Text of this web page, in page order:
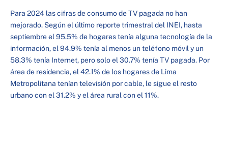
Para 2024 las cifras de consumo de TV pagada no han
mejorado. Según el último reporte trimestral del INEI, hasta
septiembre el 95.5% de hogares tenía alguna tecnología de la
información, el 94.9% tenía al menos un teléfono móvil y un
58.3% tenía Internet, pero solo el 30.7% tenía TV pagada. Por
área de residencia, el 42.1% de los hogares de Lima
Metropolitana tenían televisión por cable, le sigue el resto
urbano con el 31.2% y el área rural con el 11%.